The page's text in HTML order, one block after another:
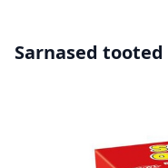
Sarnased tooted